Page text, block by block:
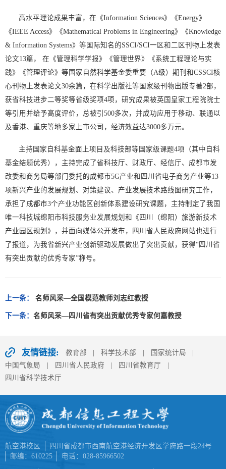
高水平理论成果丰富，在《Information Sciences》《Energy》
《IEEE Access》《Mathematical Problems in Engineering》《Knowledge
& Information Systems》等国际知名的SSCI/SCI一区和二区刊物上发表
论文13篇， 在《管理科学学报》《管理世界》《系统工程理论与实
践》《管理评论》等国家自然科学基金委重要（A级）期刊和CSSCI核
心刊物上发表论文30余篇，在科学出版社等国家级刊物出版专著2部，
获省科技进步二等奖等省级奖项4项，研究成果被英国皇家工程院院士
等引用并给予高度评价，总被引500多次，并成功应用于移动、联通以
及香港、重庆等地多家上市公司，经济效益达3000多万元。
主持国家自科基金面上项目及科技部等国家级课题4项（其中自科
基金结题优秀），主持完成了省科技厅、财政厅、经信厅、成都市发
改委和商务局等部门委托的成都市5G产业和四川省电子商务产业等13
项新兴产业的发展规划、对策建议、产业发展技术路线图研究工作，
承担了成都市3个产业功能区创新体系建设研究课题，主持制定了我国
唯一科技城绵阳市科技服务业发展规划和《四川（绵阳）旅游新技术
产业园区规划》，并面向媒体公开发布，四川省人民政府网站也进行
了报道，为我省新兴产业创新驱动发展做出了突出贡献，获得“四川省
有突出贡献的优秀专家”称号。
上一条： 名师风采—全国模范教师刘志红教授
下一条： 名师风采—四川省有突出贡献优秀专家何嘉教授
友情链接: 教育部 科学技术部 国家统计局
中国气象局
四川省人民政府 四川省教育厅
四川省科学技术厅
航空港校区
四川省成都市西南航空港经济开发区学府路一段24号
邮编：610225
电话：028-85966502